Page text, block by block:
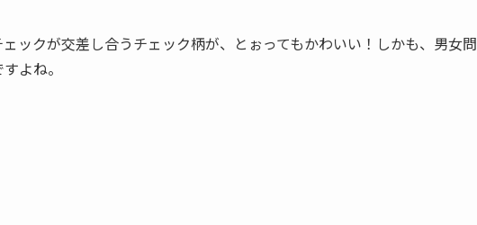
ックが交差し合うチェック柄が、とぉってもかわいい！しかも、男女問
よね。